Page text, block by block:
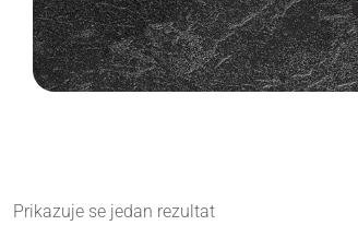
Prikazuje se jedan rezultat